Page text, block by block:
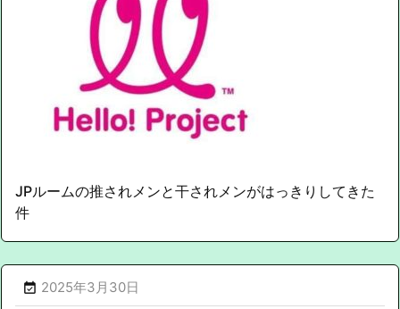
JPルームの推されメンと干されメンがはっきりしてきた
件
 2025年3月30日